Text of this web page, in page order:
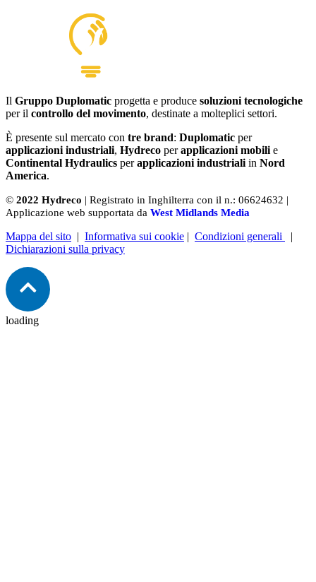
Il Gruppo Duplomatic progetta e produce soluzioni tecnologiche
per il controllo del movimento, destinate a molteplici settori.
È presente sul mercato con tre brand: Duplomatic per
applicazioni industriali, Hydreco perapplicazioni mobili e
Continental Hydraulics perapplicazioni industriali in Nord
America.
© 2022 Hydreco | Registrato in Inghilterra con il n.: 06624632 |
Applicazione web supportata da West Midlands Media
Mappa del sito | Informativa sui cookie | Condizioni generali
|
Dichiarazioni sulla privacy
loading